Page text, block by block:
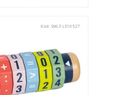
Kód: SMLF-LE10527